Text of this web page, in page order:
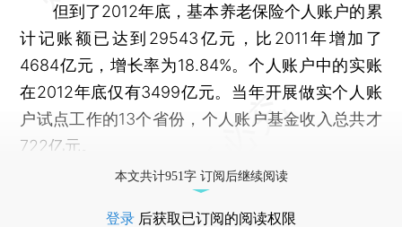
但到了2012年底，基本养老保险个人账户的累
计记账额已达到29543亿元，比2011年增加了
4684亿元，增长率为18.84%。个人账户中的实账
在2012年底仅有3499亿元。当年开展做实个人账
户试点工作的13个省份，个人账户基金收入总共才
722亿元。
本文共计951字 订阅后继续阅读
登录 后获取已订阅的阅读权限